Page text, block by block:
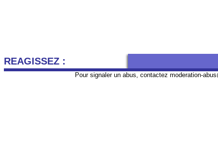
REAGISSEZ :
Pour signaler un abus, contactez moderation-